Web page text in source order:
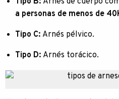
a personas de menos de
Tipo C: Arnés pélvico.
Tipo D: Arnés torácico.